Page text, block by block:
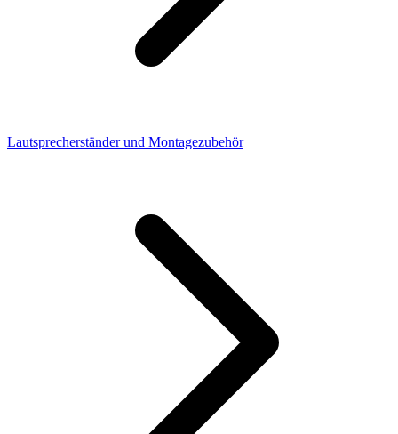
Lautsprecherständer und Montagezubehör